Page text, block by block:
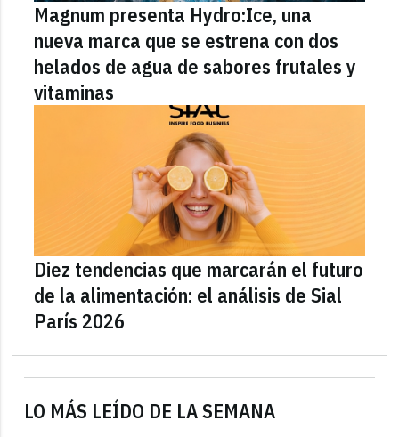
LO MÁS LEÍDO DE LA SEMANA
Magnum presenta Hydro:Ice, una
nueva marca que se estrena con dos
helados de agua de sabores frutales y
vitaminas
Diez tendencias que marcarán el futuro
de la alimentación: el análisis de Sial
París 2026